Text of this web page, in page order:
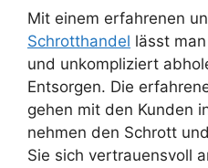
Mit einem erfahrenen
Schrotthandel lässt
und unkompliziert
Entsorgen. Die
gehen mit den Kunden
nehmen den Schrott
Sie sich vertrauensvoll